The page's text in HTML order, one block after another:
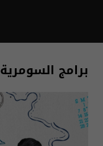
برامج السومرية